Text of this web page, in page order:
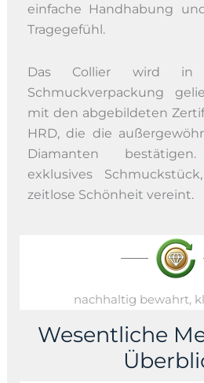
einfache Handhabung
Tragegefühl.
Das Collier wird in
Schmuckverpackung
mit den abgebildeten
HRD, die die
Diamanten
exklusives
zeitlose Schönheit vereint.
nachhaltig bewahrt,
Wesentliche